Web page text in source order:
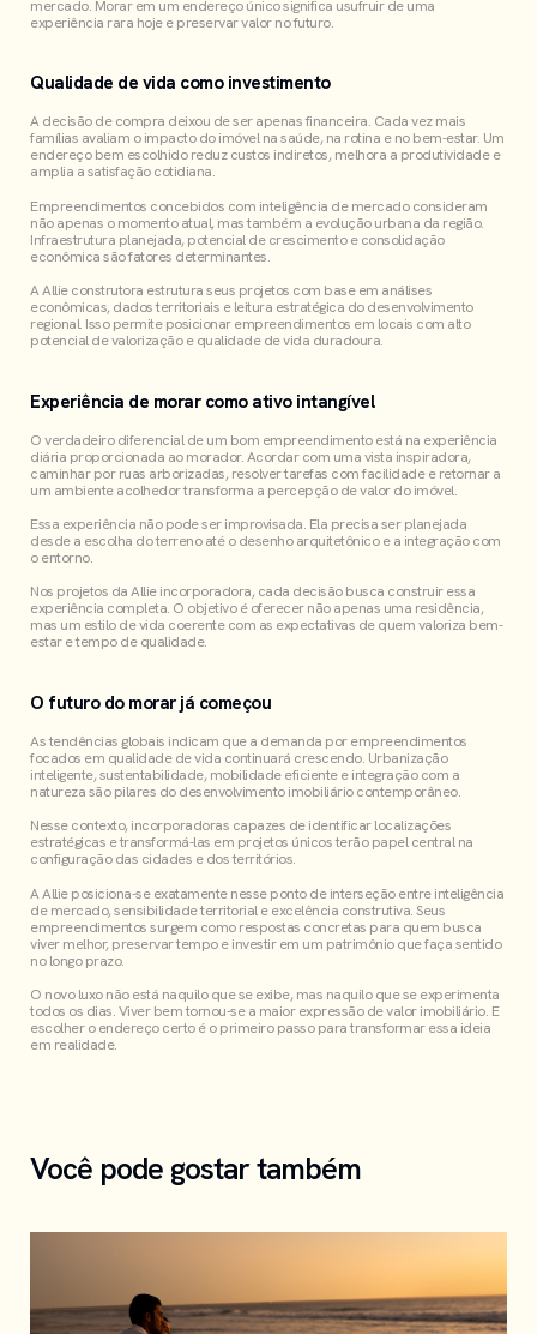
mercado. Morar em um endereço único significa usufruir de uma
experiência rara hoje e preservar valor no futuro.
Qualidade de vida como investimento
A decisão de compra deixou de ser apenas financeira. Cada vez mais
famílias avaliam o impacto do imóvel na saúde, na rotina e no bem-estar. Um
endereço bem escolhido reduz custos indiretos, melhora a produtividade e
amplia a satisfação cotidiana.
Empreendimentos concebidos com inteligência de mercado consideram
não apenas o momento atual, mas também a evolução urbana da região.
Infraestrutura planejada, potencial de crescimento e consolidação
econômica são fatores determinantes.
A Allie construtora estrutura seus projetos com base em análises
econômicas, dados territoriais e leitura estratégica do desenvolvimento
regional. Isso permite posicionar empreendimentos em locais com alto
potencial de valorização e qualidade de vida duradoura.
Experiência de morar como ativo intangível
O verdadeiro diferencial de um bom empreendimento está na experiência
diária proporcionada ao morador. Acordar com uma vista inspiradora,
caminhar por ruas arborizadas, resolver tarefas com facilidade e retornar a
um ambiente acolhedor transforma a percepção de valor do imóvel.
Essa experiência não pode ser improvisada. Ela precisa ser planejada
desde a escolha do terreno até o desenho arquitetônico e a integração com
o entorno.
Nos projetos da Allie incorporadora, cada decisão busca construir essa
experiência completa. O objetivo é oferecer não apenas uma residência,
mas um estilo de vida coerente com as expectativas de quem valoriza bem-
estar e tempo de qualidade.
O futuro do morar já começou
As tendências globais indicam que a demanda por empreendimentos
focados em qualidade de vida continuará crescendo. Urbanização
inteligente, sustentabilidade, mobilidade eficiente e integração com a
natureza são pilares do desenvolvimento imobiliário contemporâneo.
Nesse contexto, incorporadoras capazes de identificar localizações
estratégicas e transformá-las em projetos únicos terão papel central na
configuração das cidades e dos territórios.
A Allie posiciona-se exatamente nesse ponto de interseção entre inteligência
de mercado, sensibilidade territorial e excelência construtiva. Seus
empreendimentos surgem como respostas concretas para quem busca
viver melhor, preservar tempo e investir em um patrimônio que faça sentido
no longo prazo.
O novo luxo não está naquilo que se exibe, mas naquilo que se experimenta
todos os dias. Viver bem tornou-se a maior expressão de valor imobiliário. E
escolher o endereço certo é o primeiro passo para transformar essa ideia
em realidade.
Você pode gostar também